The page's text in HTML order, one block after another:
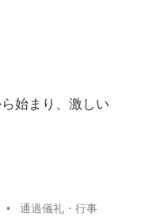
始まり、激しい
通過儀礼・行事